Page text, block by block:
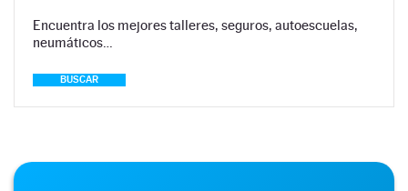
Encuentra los mejores talleres, seguros, autoescuelas,
neumáticos…
BUSCAR